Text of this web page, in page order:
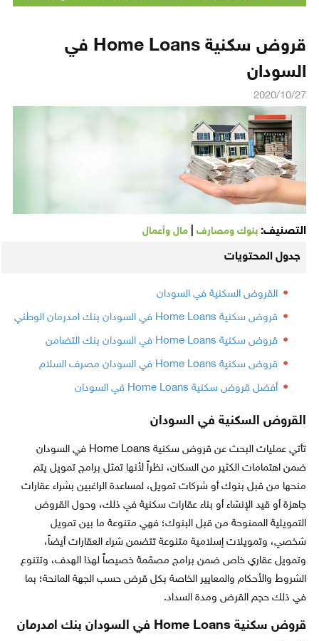
قروض سكنية Home Loans في
السودان
2020/10/27
التصنيف: بنوك ومصارف| مال وأعمال
جدول المحتويات
القروض السكنية في السودان
قروض سكنية Home Loans في السودان بنك امدرمان الوطني
قروض سكنية Home Loans في السودان بنك التضامن
قروض سكنية Home Loans في السودان مصرف السلام
أفضل قروض سكنية Home Loans في السودان
القروض السكنية في السودان
تأتي عمليات البحث عن قروض سكنية Home Loans في السودان
ضمن اهتمامات الكثير من السكان، نظراً لأنها تمثل برامج تمويل يتم
منحها من قبل بنوك أو شركات تمويل، لمساعدة الراغبين بشراء عقارات
جاهزة أو قيد الإنشاء أو بناء عقارات سكنية في ذلك، وحول القروض
التمويلية الممنوحة من قبل البنوك؛ فهي متنوعة ما بين تمويل
شخصي، وتمويلات إسلامية متنوعة تتضمن شراء العقارات أيضاً،
وتمويل عقاري خاص ضمن برامج مصمّمة خصيصاً لهذا الهدف، وتتنوع
الشروط والأحكام والمعايير الخاصة بكل قرض حسب الجهة المانحة؛ بما
في ذلك حجم القرض ومدة السداد.
قروض سكنية Home Loans في السودان بنك امدرمان